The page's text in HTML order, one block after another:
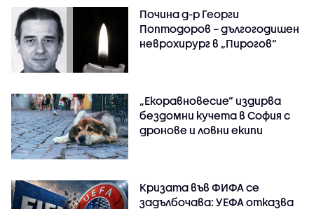
Почина д-р Георги
Поптодоров – дългогодишен
неврохирург в „Пирогов“
„Екоравновесие“ издирва
бездомни кучета в София с
дронове и ловни екипи
Кризата във ФИФА се
задълбочава: УЕФА отказва